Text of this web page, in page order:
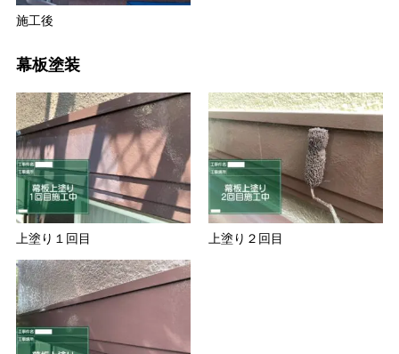
施工後
幕板塗装
上塗り１回目 上塗り２回目